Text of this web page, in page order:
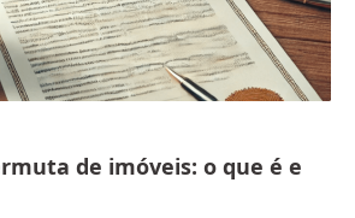
de imóveis: o que é e